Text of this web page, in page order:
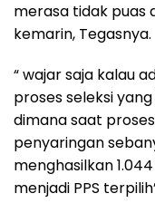
merasa tidak puas
kemarin, Tegasnya.
“ wajar saja kalau
proses seleksi
dimana saat
penyaringan
menghasilkan
menjadi PPS